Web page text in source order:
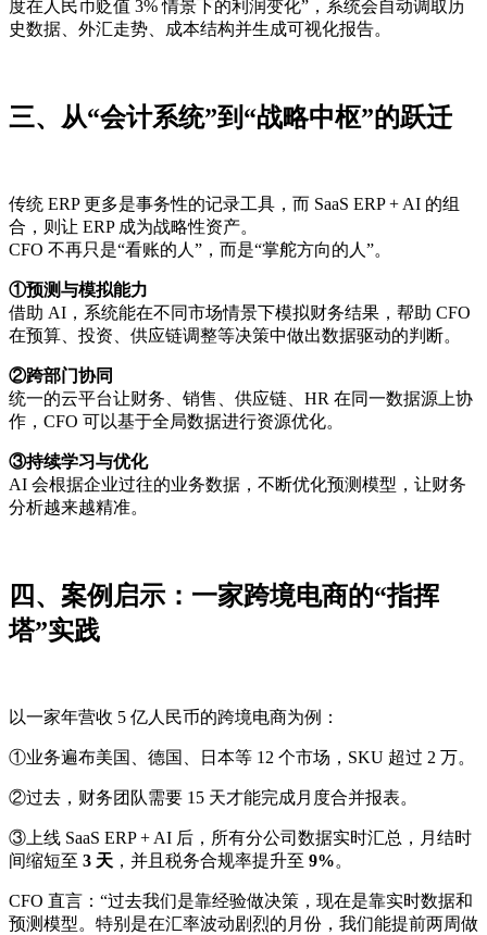
度在人民币贬值 3% 情景下的利润变化”，系统会自动调取历
史数据、外汇走势、成本结构并生成可视化报告。
三、从“会计系统”到“战略中枢”的跃迁
传统 ERP 更多是事务性的记录工具，而 SaaS ERP + AI 的组
合，则让 ERP 成为战略性资产。
CFO 不再只是“看账的人”，而是“掌舵方向的人”。
①预测与模拟能力
借助 AI，系统能在不同市场情景下模拟财务结果，帮助 CFO
在预算、投资、供应链调整等决策中做出数据驱动的判断。
②跨部门协同
统一的云平台让财务、销售、供应链、HR 在同一数据源上协
作，CFO 可以基于全局数据进行资源优化。
③持续学习与优化
AI 会根据企业过往的业务数据，不断优化预测模型，让财务
分析越来越精准。
四、案例启示：一家跨境电商的“指挥
塔”实践
以一家年营收 5 亿人民币的跨境电商为例：
①业务遍布美国、德国、日本等 12 个市场，SKU 超过 2 万。
②过去，财务团队需要 15 天才能完成月度合并报表。
③上线 SaaS ERP + AI 后，所有分公司数据实时汇总，月结时
间缩短至 3 天 ，并且税务合规率提升至 9%。
CFO 直言：“过去我们是靠经验做决策，现在是靠实时数据和
预测模型。特别是在汇率波动剧烈的月份，我们能提前两周做